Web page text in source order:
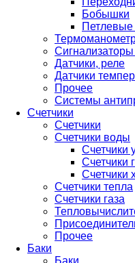
Бобышки
Петлевые
Сигнализаторы
Датчики, реле
Датчики
Прочее
Системы
Счетчики
Счетчики
Счетчики воды
Счетчики
Счетчики
Счетчики
Счетчики тепла
Счетчики газа
Прочее
Баки